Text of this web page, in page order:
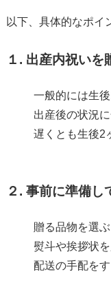
以下、具体的なポイ
１. 出産内祝いを
一般的には生
出産後の状況
遅くとも生後2
２. 事前に準備し
贈る品物を選ぶ
熨斗や挨拶状
配送の手配を